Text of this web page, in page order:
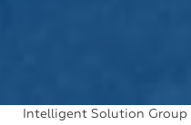
Intelligent Solution Group